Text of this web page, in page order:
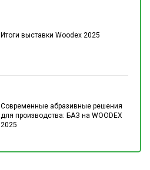
Итоги выставки Woodex 2025
Современные абразивные решения
для производства: БАЗ на WOODEX
2025